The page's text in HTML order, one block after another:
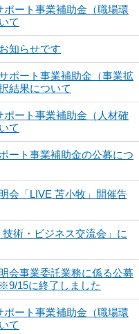
ート事業補助金（職場環
て
知らせです
ポート事業補助金（事業拡
結果について
ート事業補助金（人材確
て
ート事業補助金の公募につ
会「LIVE 苫小牧」開催告
術・ビジネス交流会」に
会事業委託業務に係る公募
15に終了しました
ート事業補助金（職場環
て